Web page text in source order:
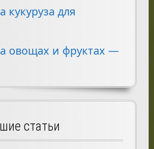
кукуруза для
овощах и фруктах —
статьи